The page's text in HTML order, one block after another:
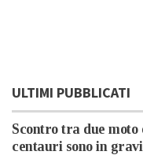
ULTIMI PUBBLICATI
Scontro tra due
centauri sono in